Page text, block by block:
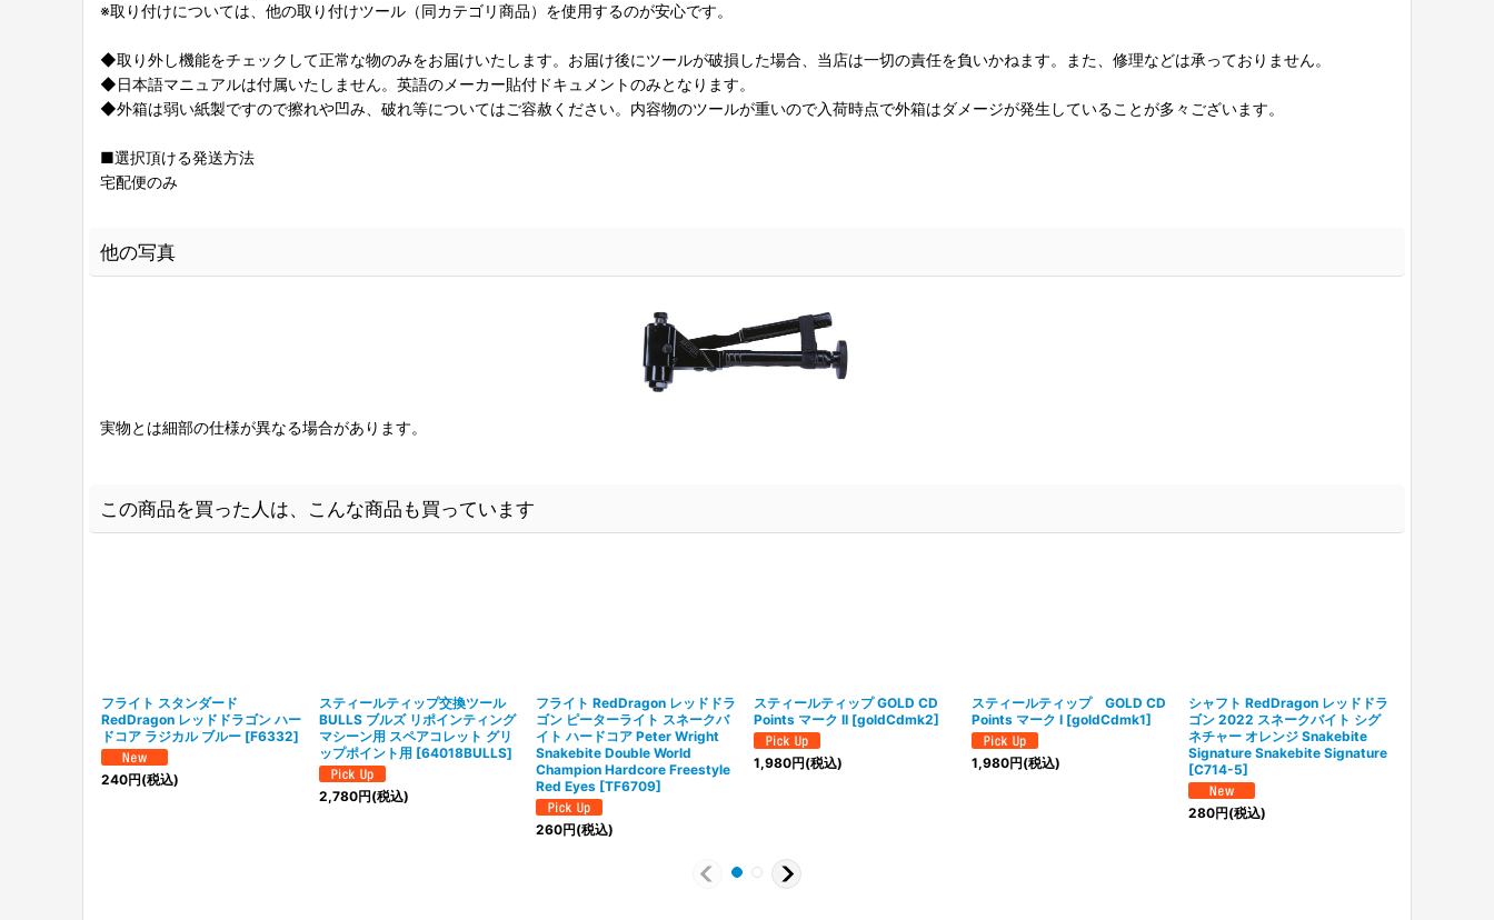
※取り付けについては、他の取り付けツール（同カテゴリ商品）を使用するのが安心です。
◆取り外し機能をチェックして正常な物のみをお届けいたします。お届け後にツールが破損した場合、当店は一切の責任を負いかねます。また、修理などは承っておりません。
◆日本語マニュアルは付属いたしません。英語のメーカー貼付ドキュメントのみとなります。
◆外箱は弱い紙製ですので擦れや凹み、破れ等についてはご容赦ください。内容物のツールが重いので入荷時点で外箱はダメージが発生していることが多々ございます。
■選択頂ける発送方法
宅配便のみ
他の写真
実物とは細部の仕様が異なる場合があります。
この商品を買った人は、こんな商品も買っています
フライト スタンダード
RedDragon レッドドラゴン ハー
ドコア ラジカル ブルー [F6332]
240円(税込)
スティールティップ交換ツール
BULLS ブルズ リポインティング
マシーン用 スペアコレット グリ
ップポイント用 [64018BULLS]
2,780円(税込)
フライト RedDragon レッドドラ
ゴン ピーターライト スネークバ
イト ハードコア Peter Wright
Snakebite Double World
Champion Hardcore Freestyle
Red Eyes [TF6709]
260円(税込)
スティールティップ GOLD CD
Points マーク II [goldCdmk2]
1,980円(税込)
スティールティップ GOLD CD
Points マーク I [goldCdmk1]
1,980円(税込)
シャフト RedDragon レッドドラ
ゴン 2022 スネークバイト シグ
ネチャー オレンジ Snakebite
Signature Snakebite Signature
[C714-5]
280円(税込)